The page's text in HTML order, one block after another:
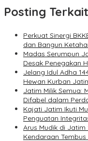
Posting Terkait
Perkuat Sinergi
dan Bangun
Madas Serumpun
Desak Penegakan
Jelang Idul Adha
Hewan Kurban
Jatim Milik Semua:
Difabel dalam
Kajati Jatim Ikuti
Penguatan
Arus Mudik di Jatim
Kendaraan Tembus